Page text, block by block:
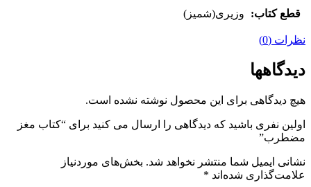
قطع کتاب: وزیری(شمیز)
نظرات (0)
دیدگاهها
هیچ دیدگاهی برای این محصول نوشته نشده است.
اولین نفری باشید که دیدگاهی را ارسال می کنید برای “کتاب مغز
مضطرب”
نشانی ایمیل شما منتشر نخواهد شد. بخش‌های موردنیاز
علامت‌گذاری شده‌اند *